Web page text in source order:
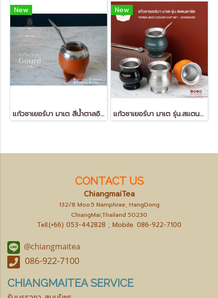
New
แก้วชาเยอร์บา มาเต สีน้ำตาลอิฐ (Yerba Mate Gourd)
New
แก้วชาเยอร์บา มาเต รุ่น.สแตนดาร์ด
CONTACT US
ChiangmaiTea
132/8 Moo.5 Namphrae, HangDong
ChiangMai,Thailand 50230
Tell.(+66) 053-442828 ; Mobile. 086-922-7100
@chiangmaitea
086-922-7100
CHIANGMAITEA SERVICE